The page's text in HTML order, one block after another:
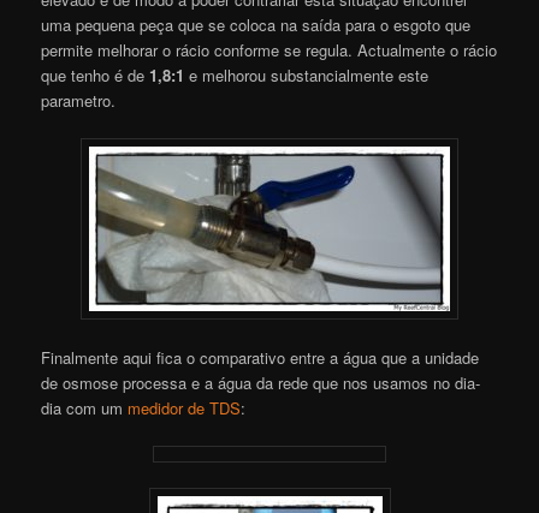
uma pequena peça que se coloca na saída para o esgoto que
permite melhorar o rácio conforme se regula. Actualmente o rácio
que tenho é de 1,8:1 e melhorou substancialmente este
parametro.
Finalmente aqui fica o comparativo entre a água que a unidade
de osmose processa e a água da rede que nos usamos no dia-
dia com um medidor de TDS: